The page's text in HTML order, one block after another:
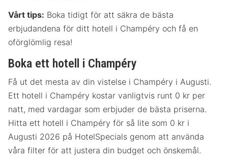
Vårt tips: Boka tidigt för att säkra de bästa
erbjudandena för ditt hotell i Champéry och få en
oförglömlig resa!
Boka ett hotell i Champéry
Få ut det mesta av din vistelse i Champéry i Augusti.
Ett hotell i Champéry kostar vanligtvis runt 0 kr per
natt, med vardagar som erbjuder de bästa priserna.
Hitta ett hotell i Champéry för så lite som 0 kr i
Augusti 2026 på HotelSpecials genom att använda
våra filter för att justera din budget och önskemål.